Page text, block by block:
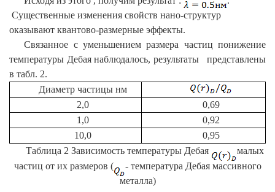
Существенные изменения свойств нано-структур
оказывают квантово-размерные эффекты.
Связанное с уменьшением размера частиц понижение
температуры Дебая наблюдалось, результаты представлены
в табл. 2.
Диаметр частицы нм
2,0
0,69
1,0
0,92
10,0
0,95
Таблица 2 Зависимость температуры Дебая
малых
частиц от их размеров (
- температура Дебая массивного
металла)